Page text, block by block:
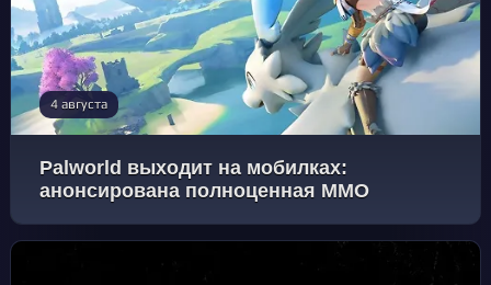
4 августа
Palworld выходит на мобилках:
анонсирована полноценная MMO